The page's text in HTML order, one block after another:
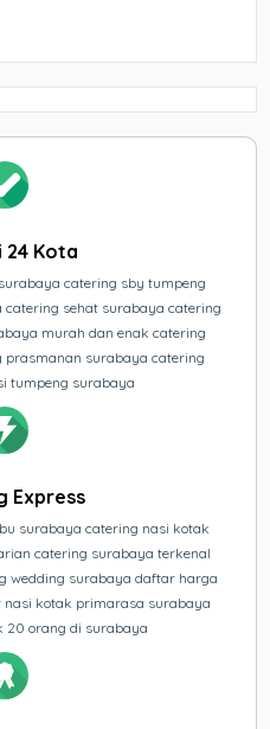
24 Kota
catering sby tumpeng
sehat surabaya catering
murah dan enak catering
surabaya catering
tumpeng surabaya
Express
surabaya catering nasi kotak
catering surabaya terkenal
wedding surabaya daftar harga
kotak primarasa surabaya
20 orang di surabaya